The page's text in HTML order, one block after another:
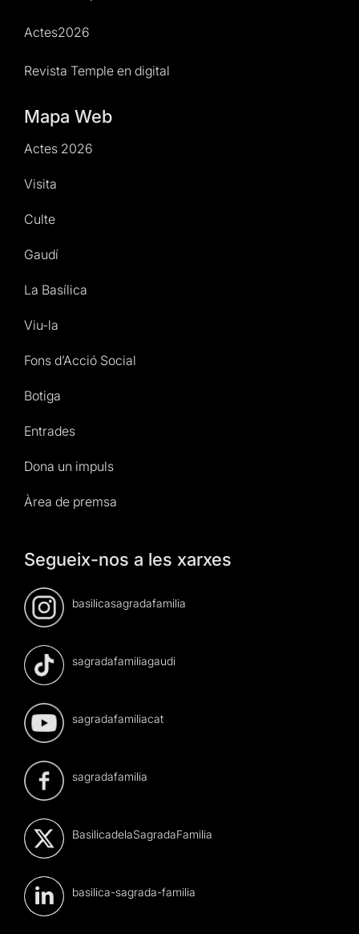
Actes2026
Revista Temple en digital
Mapa Web
Actes 2026
Visita
Culte
Gaudí
La Basílica
Viu-la
Fons d’Acció Social
Botiga
Entrades
Dona un impuls
Àrea de premsa
Segueix-nos a les xarxes
basilicasagradafamilia
sagradafamiliagaudi
sagradafamiliacat
sagradafamilia
BasilicadelaSagradaFamilia
basilica-sagrada-familia